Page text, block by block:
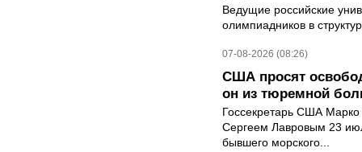
Ведущие российские
олимпиадников в
07-08-2026 (08:26)
США просят
он из тюремной
Госсекретарь США
Сергеем Лавровым 23
бывшего морского...